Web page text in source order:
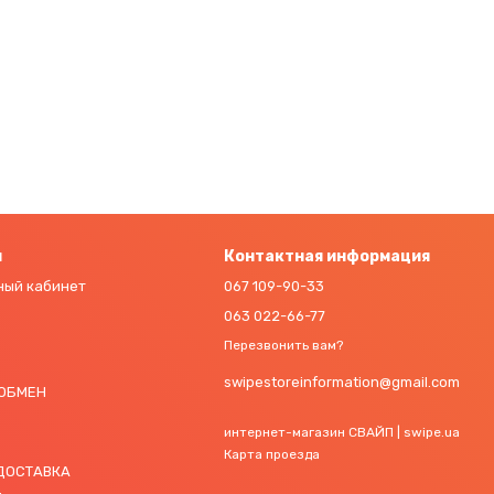
Смартфон работает на процессоре А14 Bionic. Есть 4
поддерживает все стандартные беспроводные
кабинет
ОБМЕН
Контактная информация
067 109-90-33
063 022-66-77
Перезвонить вам?
swipestoreinformation@gmail.com
интернет-магазин СВАЙП | swipe.ua
Карта проезда